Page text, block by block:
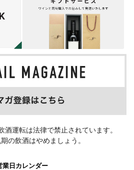
酒運転は法律で禁止されています。
の飲酒はやめましょう。
業日カレンダー